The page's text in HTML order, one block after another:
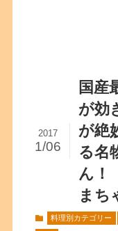
国産
が効
が絶
る名
ん
まち
2017
1/06
料理別カテゴリー